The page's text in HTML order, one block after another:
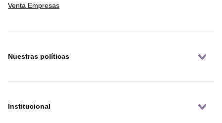
Venta Empresas
Nuestras políticas
Institucional